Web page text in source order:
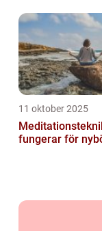
11 oktober 2025
fungerar för